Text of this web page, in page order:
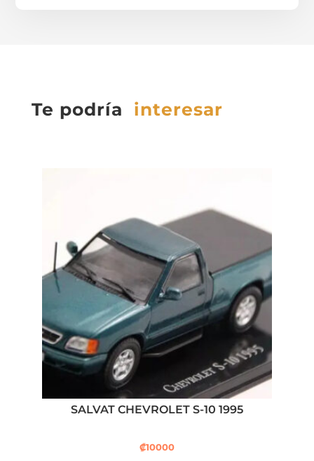
Te podría interesar
SALVAT CHEVROLET S-10 1995
₡10000